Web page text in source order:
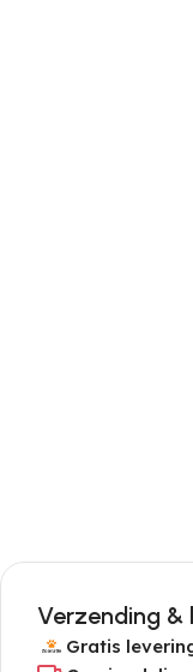
Verzending &
Gratis